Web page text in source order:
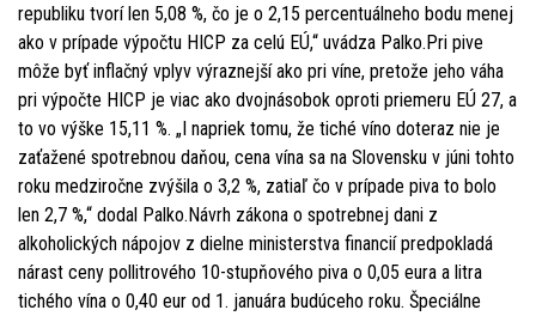
republiku tvorí len 5,08 %, čo je o 2,15 percentuálneho bodu menej
ako v prípade výpočtu HICP za celú EÚ,“ uvádza Palko.Pri pive
môže byť inflačný vplyv výraznejší ako pri víne, pretože jeho váha
pri výpočte HICP je viac ako dvojnásobok oproti priemeru EÚ 27, a
to vo výške 15,11 %. „I napriek tomu, že tiché víno doteraz nie je
zaťažené spotrebnou daňou, cena vína sa na Slovensku v júni tohto
roku medziročne zvýšila o 3,2 %, zatiaľ čo v prípade piva to bolo
len 2,7 %,“ dodal Palko.Návrh zákona o spotrebnej dani z
alkoholických nápojov z dielne ministerstva financií predpokladá
nárast ceny pollitrového 10-stupňového piva o 0,05 eura a litra
tichého vína o 0,40 eur od 1. januára budúceho roku. Špeciálne